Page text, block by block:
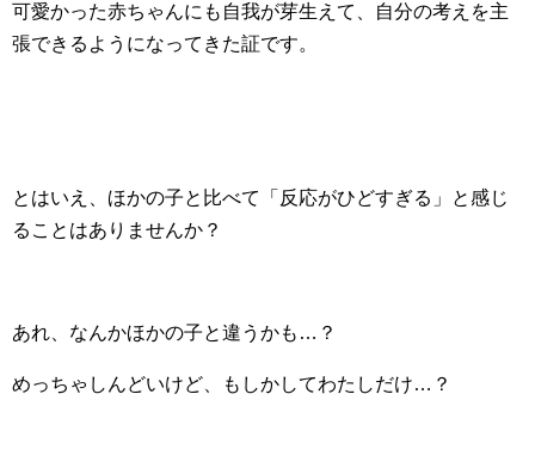
可愛かった赤ちゃんにも自我が芽生えて、自分の考えを主
張できるようになってきた証です。
とはいえ、ほかの子と比べて「反応がひどすぎる」と感じ
ることはありませんか？
あれ、なんかほかの子と違うかも…？
めっちゃしんどいけど、もしかしてわたしだけ…？